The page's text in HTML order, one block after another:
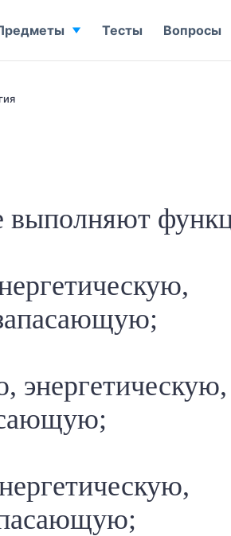
выполняют
энергетическую,
Тесты Вопросы